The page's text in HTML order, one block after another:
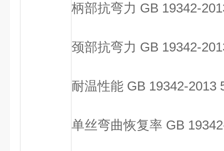
柄部抗弯力 GB 19342-
颈部抗弯力 GB 19342-
耐温性能 GB 19342-2013
单丝弯曲恢复率 GB